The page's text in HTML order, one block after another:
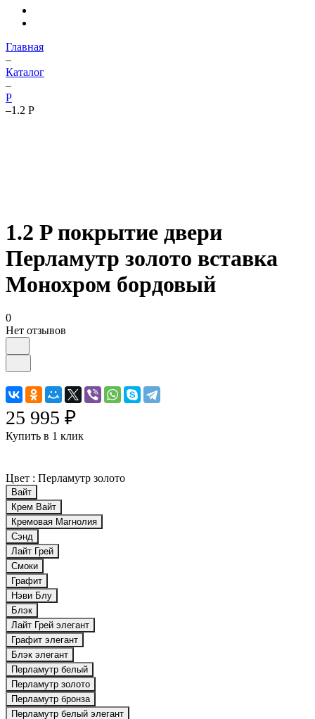
Главная
–
Каталог
–
P
–1.2 P
1.2 P покрытие двери
Перламутр золото вставка
Монохром бордовый
0
Нет отзывов
25 995 ₽
Купить в 1 клик
Цвет : Перламутр золото
Вайт
Крем Вайт
Кремовая Магнолия
Сэнд
Лайт Грей
Смоки
Графит
Нэви Блу
Блэк
Лайт Грей элегант
Графит элегант
Блэк элегант
Перламутр белый
Перламутр золото
Перламутр бронза
Перламутр белый элегант